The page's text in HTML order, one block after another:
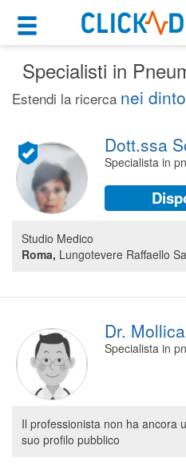
Motore
Cerca uno
Roma (RM)
Cosa possiamo offrirti
Prenota una visita
Ricerca specialisti
Consulti online
(su medicitalia.it)
Prenotazioni online
Planner e rubrica
Segreteria virtuale
Specialisti in
Estendi la ricerca nei
Dott.ssa
Specialista in
Studio Medico
Roma, Lungotevere Raffaello
Dr.
Specialista in
Il professionista non ha ancora
suo profilo pubblico